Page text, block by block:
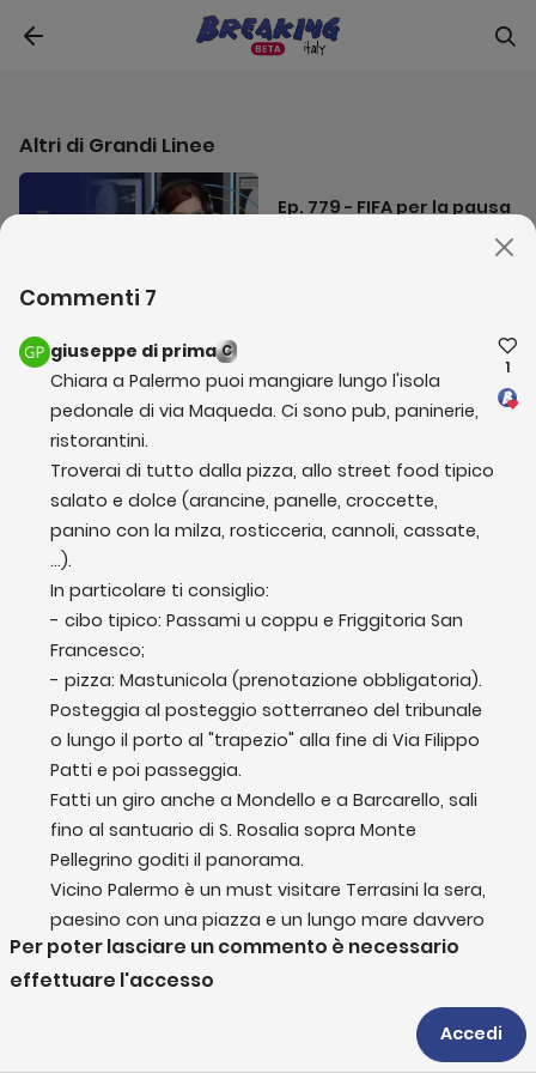
del Libano e delle critiche alla prima automobile elettrica
della Ferrari.
Commenti 7
giuseppe di prima C
Chiara a Palermo puoi mangiare lungo l'isola
pedonale di via Maqueda. Ci sono pub, paninerie,
ristorantini.
Troverai di tutto dalla pizza, allo street food tipico
salato e dolce (arancine, panelle, croccette,
panino con la milza, rosticceria, cannoli, cassate,
...).
In particolare ti consiglio:
- cibo tipico: Passami u coppu e Friggitoria San
Francesco;
- pizza: Mastunicola (prenotazione obbligatoria).
Posteggia al posteggio sotterraneo del tribunale
o lungo il porto al "trapezio" alla fine di Via Filippo
Patti e poi passeggia.
Fatti un giro anche a Mondello e a Barcarello, sali
fino al santuario di S. Rosalia sopra Monte
Pellegrino goditi il panorama.
Vicino Palermo è un must visitare Terrasini la sera,
paesino con una piazza e un lungo mare davvero
carini.
Complimenti per il vostro lavoro, salutami
1
Per poter lasciare un commento è necessario
effettuare l'accesso
Accedi
Altri di Grandi Linee
Ep. 779 - FIFA per la pausa
estiva? Tanto, peggio di
per proteggerci dalle STD
(Super Tecno Dolls)
Ep. 777 - In aeroporto
dovrai stare finché una
Ep. 776 - Musk e la sua
Striscia con dark Gabibbo
e papere di lusso
28 luglio 2026
Ep. 775 - Da Roma fino a
Bangkok, cercando rissa
27 luglio 2026
Live del venerdì,